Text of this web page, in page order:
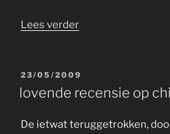
Lees verder“Voorpublicatie
GEPLAATST
OP
23/05/2009
lovende recensie op
De ietwat teruggetrokken,